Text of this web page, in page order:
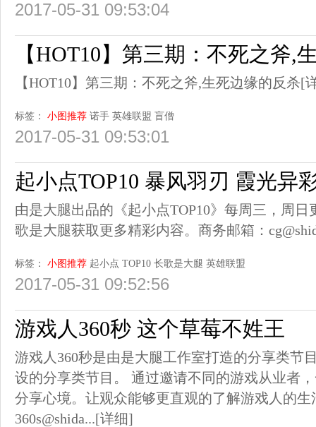
2017-05-31 09:53:04
【HOT10】第三期：不死之斧,
【HOT10】第三期：不死之斧,生死边缘的反杀[
标签： 小图推荐 诺手 英雄联盟 盲僧
2017-05-31 09:53:01
起小点TOP10 暴风羽刃 霞光异
由是大腿出品的《起小点TOP10》每周三，周日
歌是大腿获取更多精彩内容。商务邮箱：
标签： 小图推荐 起小点 TOP10 长歌是大腿 英雄联盟
2017-05-31 09:52:56
游戏人360秒 这个草莓不姓王
游戏人360秒是由是大腿工作室打造的分享类节
设的分享类节目。 通过邀请不同的游戏从业者
分享心境。让观众能够更直观的了解游戏人的
360s@shida...[详细]